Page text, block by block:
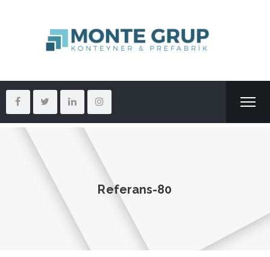
Referans-80